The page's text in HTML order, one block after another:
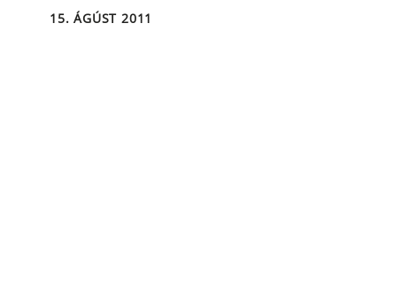
15. ÁGÚST 2011